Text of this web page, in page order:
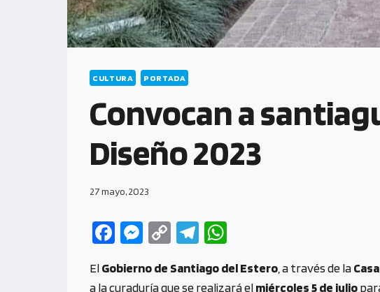
CULTURA PORTADA
Convocan a
Diseño 2023
27 mayo, 2023
Fa
b
M
se
C
py
Te
gr at
ElGobierno de Santiago del Estero , a través de la
a la curaduría que se realizará elmiércoles 5 de julio